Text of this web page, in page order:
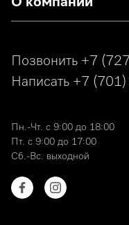
Позвонить +7
Написать +7
Пн.-Чт. с 9:00 до 18:00
Пт. с 9:00 до 17:00
Сб.-Вс. выходной